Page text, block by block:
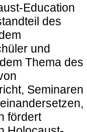
Education
des
und
Thema des
Seminaren
fördert